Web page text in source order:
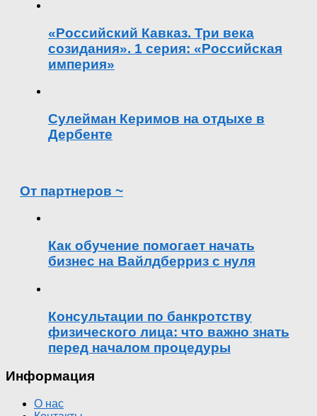
«Российский Кавказ. Три века
созидания». 1 серия: «Российская
империя»
Сулейман Керимов на отдыхе в
Дербенте
От партнеров ~
Как обучение помогает начать
бизнес на Вайлдберриз с нуля
Консультации по банкротству
физического лица: что важно знать
перед началом процедуры
Информация
О нас